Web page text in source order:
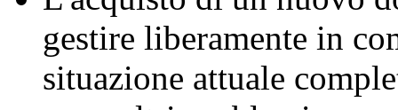
gestire liberamente in
situazione attuale